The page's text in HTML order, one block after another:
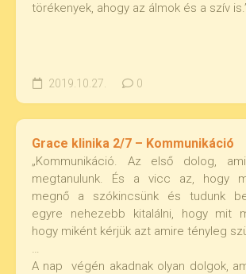
törékenyek, ahogy az álmok és a szív
2019.10.27. 0
Grace klinika 2/7 – Kommunikáció
„Kommunikáció. Az első dolog,
megtanulunk. És a vicc az, hogy
megnő a szókincsünk és tudunk
egyre nehezebb kitalálni, hogy mit
hogy miként kérjük azt amire tényleg
…
A nap végén akadnak olyan dolgok,